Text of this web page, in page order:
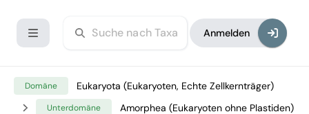
Anmelden
Domäne Eukaryota (Eukaryoten, Echte Zellkernträger)
Unterdomäne Amorphea (Eukaryoten ohne Plastiden)